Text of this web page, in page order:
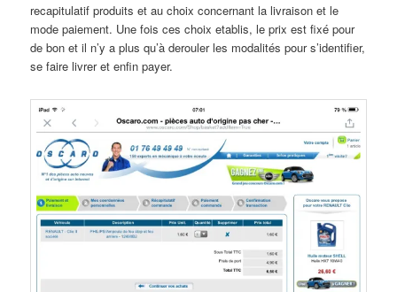
recapitulatif produits et au choix concernant la livraison et le
mode paiement. Une fois ces choix etablis, le prix est fixé pour
de bon et il n’y a plus qu’à derouler les modalités pour s’identifier,
se faire livrer et enfin payer.